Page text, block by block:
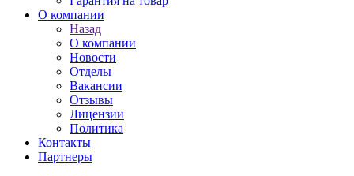
О компании
Назад
О компании
Новости
Отделы
Вакансии
Отзывы
Лицензии
Политика
Контакты
Партнеры